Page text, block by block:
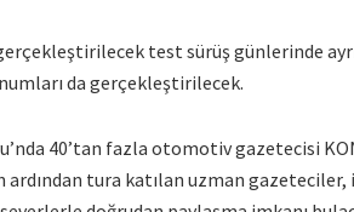
gerçekleştirilecek test sürüş günlerinde
da gerçekleştirilecek.
40’tan fazla otomotiv gazetecisi
tura katılan uzman